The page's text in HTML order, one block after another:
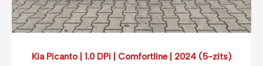
Kia Picanto | 1.0 DPi | Comfortline | 2024 (5-zits)